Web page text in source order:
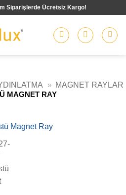
Siparişlerde Ücretsiz Kargo!
» MAGNET RAYLAR
MAGNET RAY